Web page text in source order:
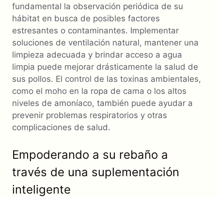
fundamental la observación periódica de su
hábitat en busca de posibles factores
estresantes o contaminantes. Implementar
soluciones de ventilación natural, mantener una
limpieza adecuada y brindar acceso a agua
limpia puede mejorar drásticamente la salud de
sus pollos. El control de las toxinas ambientales,
como el moho en la ropa de cama o los altos
niveles de amoníaco, también puede ayudar a
prevenir problemas respiratorios y otras
complicaciones de salud.
Empoderando a su rebaño a
través de una suplementación
inteligente